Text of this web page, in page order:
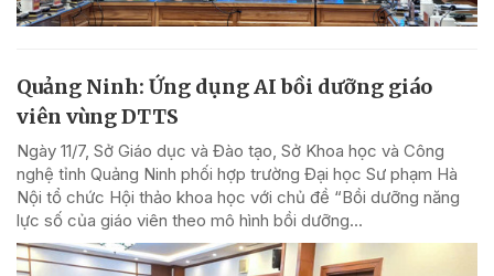
Quảng Ninh: Ứng dụng AI bồi dưỡng giáo
viên vùng DTTS
Ngày 11/7, Sở Giáo dục và Đào tạo, Sở Khoa học và Công
nghệ tỉnh Quảng Ninh phối hợp trường Đại học Sư phạm Hà
Nội tổ chức Hội thảo khoa học với chủ đề “Bồi dưỡng năng
lực số của giáo viên theo mô hình bồi dưỡng...